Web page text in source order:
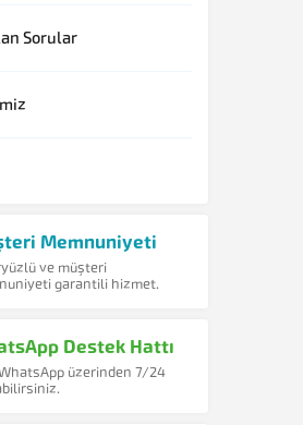
Sorular
Memnuniyeti
ve müşteri
garantili hizmet.
Destek Hattı
üzerinden 7/24